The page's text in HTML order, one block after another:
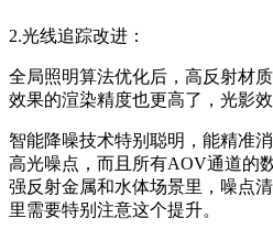
2.光线追踪改进：
全局照明算法优化后，高反射材
效果的渲染精度也更高了，光影效
智能降噪技术特别聪明，能精准
高光噪点，而且所有AOV通道的数
强反射金属和水体场景里，噪点
里需要特别注意这个提升。